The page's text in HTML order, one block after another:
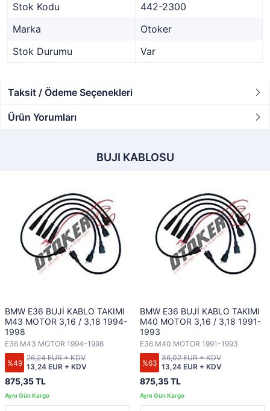
Stok Kodu
442-2300
Marka
Otoker
Stok Durumu
Var
Taksit / Ödeme Seçenekleri
Ürün Yorumları
BUJI KABLOSU
BMW E36 BUJİ KABLO TAKIMI
M43 MOTOR 3,16 / 3,18 1994-
1998
E36 M43 MOTOR 1994-1998
%49
875,35 TL
13,24 EUR + KDV
26,24 EUR + KDV
BMW E36 BUJİ KABLO TAKIMI
M40 MOTOR 3,16 / 3,18 1991-
1993
E36 M40 MOTOR 1991-1993
%63
875,35 TL
13,24 EUR + KDV
36,02 EUR + KDV